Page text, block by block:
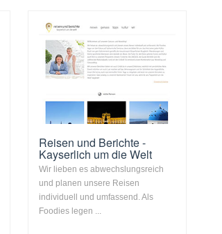
Reisen und Berichte -
Kayserlich um die Welt
Wir lieben es abwechslungsreich
und planen unsere Reisen
individuell und umfassend. Als
Foodies legen ...